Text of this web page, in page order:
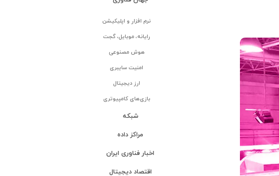
نرم افزار و اپلیکیشن
رایانه، موبایل، گجت
هوش مصنوعی
امنیت سایبری
ارز دیجیتال
بازی‌های کامپیوتری
شبکه
مراکز داده
اخبار فناوری ایران
اقتصاد دیجیتال